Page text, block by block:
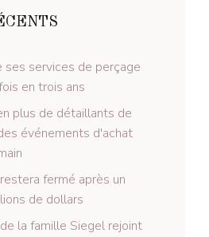
ses services de perçage
en trois ans
plus de détaillants de
événements d'achat
fermé après un
de dollars
la famille Siegel rejoint